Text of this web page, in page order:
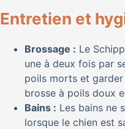
Entretien et
Brossage : Le
une à deux fois par
poils morts et
brosse à poils doux
Bains : Les bains ne
lorsque le chien est